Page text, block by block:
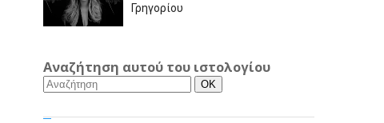
Γρηγορίου
Αναζήτηση αυτού του ιστολογίου